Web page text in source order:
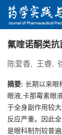
氟喹诺酮类
陈爱香, 王睿,
摘要: 长期以来眼
眼液,卡那霉素眼
于全身副作用较
反应严重。因此
是眼科制剂较普遍